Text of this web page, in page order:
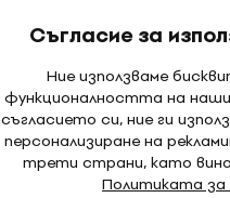
Съгласие за
Ние използваме
функционалността на
съгласието си, ние ги
персонализиране на
трети страни, като
Политиката